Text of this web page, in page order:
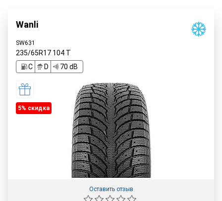
Wanli
SW631
235/65R17 104 T
C
D 70 dB
5% cкидка
Оставить отзыв